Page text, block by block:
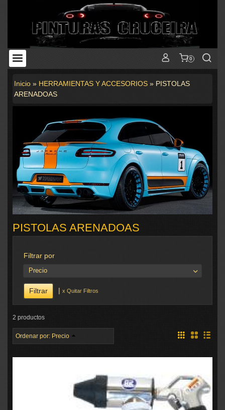
0
Inicio » HERRAMIENTAS Y ACCESORIOS » PISTOLAS
ARENADOAS
PISTOLAS ARENADOAS
Filtrar por
Precio
| x Quitar Filtros
2 productos
Ordenar por: Precio